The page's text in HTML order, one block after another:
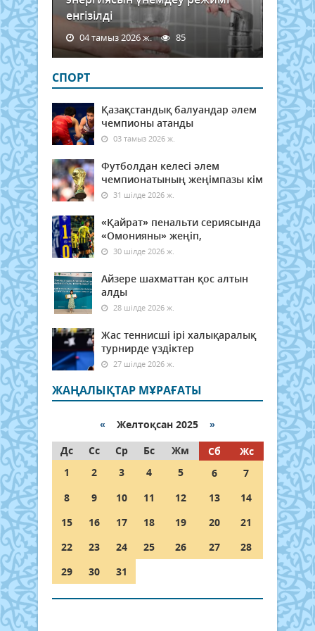
енгізілді
04 тамыз 2026 ж. 85
СПОРТ
Қазақстандық балуандар әлем
чемпионы атанды
03 тамыз 2026 ж.
Футболдан келесі әлем
чемпионатының жеңімпазы кім
31 шілде 2026 ж.
«Қайрат» пенальти сериясында
«Омонияны» жеңіп,
30 шілде 2026 ж.
Айзере шахматтан қос алтын
алды
28 шілде 2026 ж.
Жас теннисші ірі халықаралық
турнирде үздіктер
27 шілде 2026 ж.
ЖАҢАЛЫҚТАР МҰРАҒАТЫ
« Желтоқсан 2025 »
Дс
Сс Ср Бс Жм Сб
Жс
1
2 3 4 5 6
7
8
9 10 11 12 13
14
15
16 17 18 19 20
21
22
23 24 25 26 27
28
29
30 31